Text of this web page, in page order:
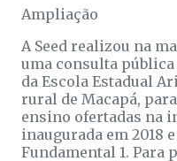
Ampliação
A Seed realizou na
uma consulta
da Escola Estadual
rural de Macapá,
ensino ofertadas na
inaugurada em 2018
Fundamental 1. Para